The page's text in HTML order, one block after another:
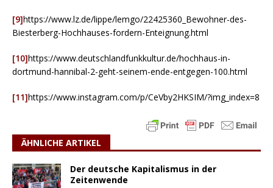
[9]https://www.lz.de/lippe/lemgo/22425360_Bewohner-des-
Biesterberg-Hochhauses-fordern-Enteignung.html
[10]https://www.deutschlandfunkkultur.de/hochhaus-in-
dortmund-hannibal-2-geht-seinem-ende-entgegen-100.html
[11]https://www.instagram.com/p/CeVby2HKSIM/?img_index=8
ÄHNLICHE ARTIKEL
Der deutsche Kapitalismus in der
Zeitenwende